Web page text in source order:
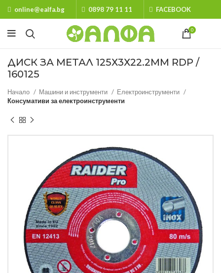
online@ealfa.bg 0898 79 11 11 FACEBOOK
0
ДИСК ЗА МЕТАЛ 125Х3Х22.2MM RDP /
160125
Начало Машини и инструменти
Електроинструменти
Консумативи за електроинструменти